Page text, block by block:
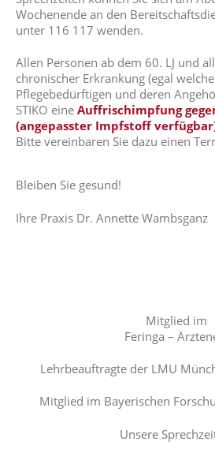
Wochenende an den
unter 116 117 wenden.
Allen Personen ab dem 60. LJ und
chronischer Erkrankung (egal
Pflegebedürftigen und deren
STIKO eine Auffrischimpfung
(angepasster Impfstoff
Bitte vereinbaren Sie dazu einen
Bleiben Sie gesund!
Ihre Praxis Dr. Annette Wambsganz
Mitglied im
Feringa –
Lehrbeauftragte der LMU
Mitglied im Bayerischen
Unsere